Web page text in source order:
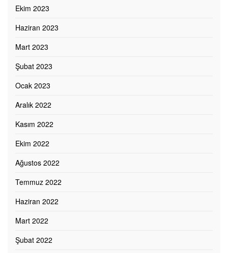
Ekim 2023
Haziran 2023
Mart 2023
Şubat 2023
Ocak 2023
Aralık 2022
Kasım 2022
Ekim 2022
Ağustos 2022
Temmuz 2022
Haziran 2022
Mart 2022
Şubat 2022